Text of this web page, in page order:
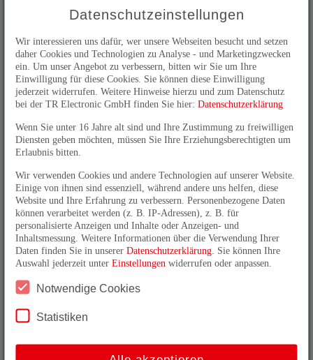
Nutzung mit hoher Bewegungshäufigkeit ausgelegt.
spezielle Bedürfnisse an. Diese Seillängenboxen gibt
es auch in einer ATEX-zertifizierten Ausführung für
Anwendungen in explosionsfähigen Atmosphären.
Seillängengeber mit SL30 imSelektor
Atex-Seillängengeber imSelektor
Typ WDS
Die Seillängenboxen sind für normale
Automatisierungsaufgaben geeignet. Die gesamte
Seiltrommel inklusive Federpaket ist in einem
Seillängengeber mit WDS imSelektor
Datenschutzeinstellungen
Wir interessieren uns dafür, wer unsere Webseiten besucht und setzen
daher Cookies und Technologien zu Analyse - und Marketingzwecken
ein. Um unser Angebot zu verbessern, bitten wir Sie um Ihre
Einwilligung für diese Cookies. Sie können diese Einwilligung
jederzeit widerrufen. Weitere Hinweise hierzu und zum Datenschutz
bei der TR Electronic GmbH finden Sie hier:Datenschutzerklärung
Wenn Sie unter 16 Jahre alt sind und Ihre Zustimmung zu freiwilligen
Diensten geben möchten, müssen Sie Ihre Erziehungsberechtigten um
Erlaubnis bitten.
Wir verwenden Cookies und andere Technologien auf unserer Website.
Einige von ihnen sind essenziell, während andere uns helfen, diese
Website und Ihre Erfahrung zu verbessern. Personenbezogene Daten
können verarbeitet werden (z. B. IP-Adressen), z. B. für
personalisierte Anzeigen und Inhalte oder Anzeigen- und
Inhaltsmessung. Weitere Informationen über die Verwendung Ihrer
Daten finden Sie in unsererDatenschutzerklärung . Sie können Ihre
Auswahl jederzeit unterEinstellungen widerrufen oder anpassen.
Notwendige Cookies
Statistiken